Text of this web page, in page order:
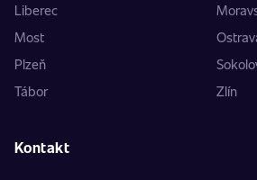
Liberec
Most
Plzeň
Tábor
Zlín
Kontakt